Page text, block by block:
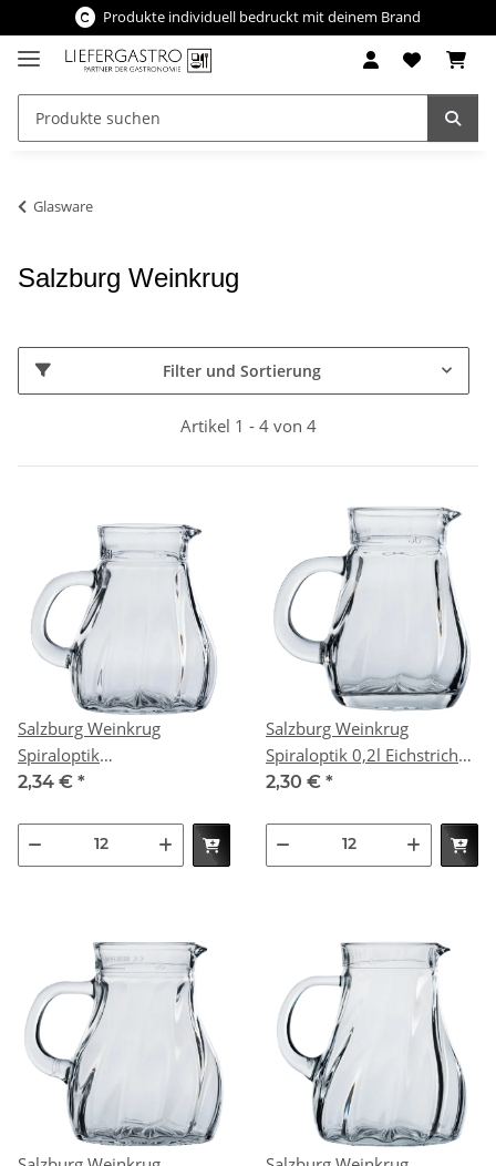
Produkte individuell bedruckt mit deinem Brand
Glasware
Salzburg Weinkrug
Filter und Sortierung
Artikel 1 - 4 von 4
Salzburg Weinkrug
Spiraloptik
0,25lEichstrichPR (VPE 12
2,34 € *
Salzburg Weinkrug
Spiraloptik 0,2l EichstrichPR
(VPE 12 St.)
2,30 € *